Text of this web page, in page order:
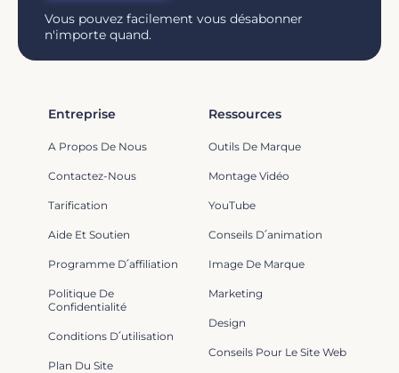
Vous pouvez facilement vous désabonner
n'importe quand.
Entreprise
A Propos De Nous
Contactez-Nous
Tarification
Aide Et Soutien
Programme D՛affiliation
Politique De
Confidentialité
Conditions D՛utilisation
Plan Du Site
Ressources
Outils De Marque
Montage Vidéo
YouTube
Conseils D՛animation
Image De Marque
Marketing
Design
Conseils Pour Le Site Web